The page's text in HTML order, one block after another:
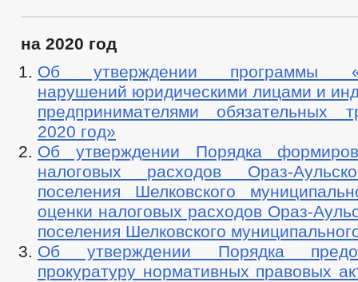
на 2020 год
Об утверждении программы
нарушений юридическими лицами и
предпринимателями обязательных
2020 год»
Об утверждении Порядка
налоговых расходов Ораз-
поселения Шелковского
оценки налоговых расходов Ораз-
поселения Шелковского
Об утверждении Порядка
прокуратуру нормативных правовых